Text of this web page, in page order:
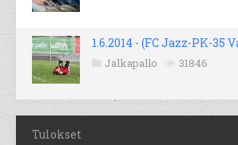
1.6.2014 - (FC Jazz-PK-35
Jalkapallo 31846
Tulokset